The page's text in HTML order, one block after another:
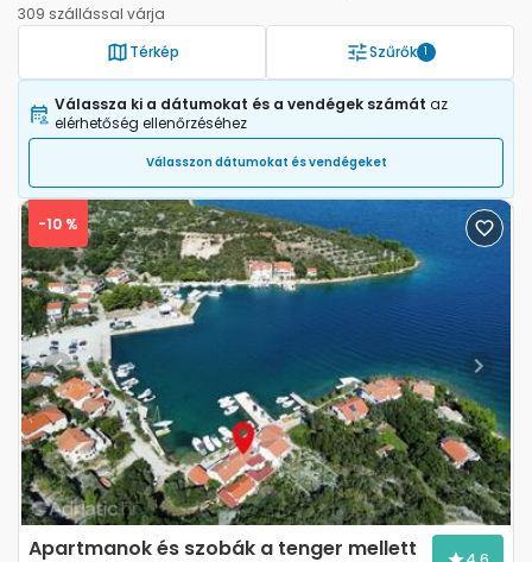
309 szállással várja
Térkép
Szűrők 1
Válassza ki a dátumokat és a vendégek számát az
elérhetőség ellenőrzéséhez
Válasszon dátumokat és vendégeket
Previous Next
-10 %
Apartmanok és szobák a tenger mellett